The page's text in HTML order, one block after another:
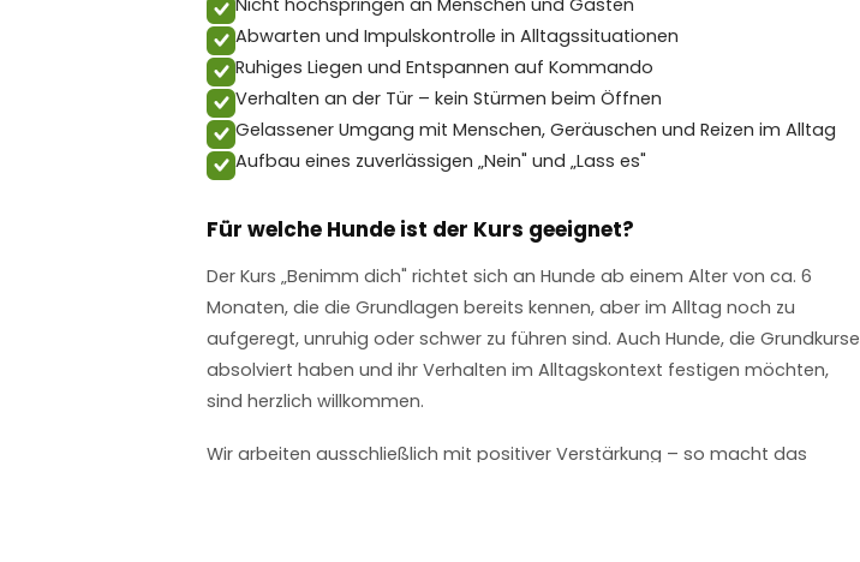
Abwarten und Impulskontrolle in Alltagssituationen
Ruhiges Liegen und Entspannen auf Kommando
Verhalten an der Tür – kein Stürmen beim Öffnen
Gelassener Umgang mit Menschen, Geräuschen und Reizen im Alltag
Aufbau eines zuverlässigen „Nein" und „Lass es"
Für welche Hunde ist der Kurs geeignet?
Der Kurs „Benimm dich" richtet sich an Hunde ab einem Alter von ca. 6
Monaten, die die Grundlagen bereits kennen, aber im Alltag noch zu
aufgeregt, unruhig oder schwer zu führen sind. Auch Hunde, die Grundkurse
absolviert haben und ihr Verhalten im Alltagskontext festigen möchten,
sind herzlich willkommen.
Wir arbeiten ausschließlich mit positiver Verstärkung – so macht das